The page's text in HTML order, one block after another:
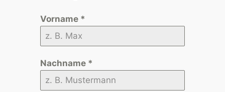
Vorname *
Nachname *